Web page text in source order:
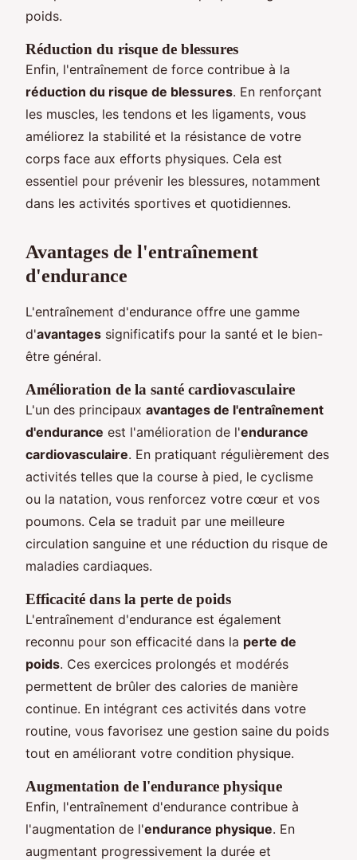
poids.
Réduction du risque de blessures
Enfin, l'entraînement de force contribue à la
réduction du risque de blessures. En renforçant
les muscles, les tendons et les ligaments, vous
améliorez la stabilité et la résistance de votre
corps face aux efforts physiques. Cela est
essentiel pour prévenir les blessures, notamment
dans les activités sportives et quotidiennes.
Avantages de l'entraînement
d'endurance
L'entraînement d'endurance offre une gamme
d'avantages significatifs pour la santé et le bien-
être général.
Amélioration de la santé cardiovasculaire
L'un des principaux avantages de l'entraînement
d'endurance est l'amélioration de l'endurance
cardiovasculaire. En pratiquant régulièrement des
activités telles que la course à pied, le cyclisme
ou la natation, vous renforcez votre cœur et vos
poumons. Cela se traduit par une meilleure
circulation sanguine et une réduction du risque de
maladies cardiaques.
Efficacité dans la perte de poids
L'entraînement d'endurance est également
reconnu pour son efficacité dans la perte de
poids. Ces exercices prolongés et modérés
permettent de brûler des calories de manière
continue. En intégrant ces activités dans votre
routine, vous favorisez une gestion saine du poids
tout en améliorant votre condition physique.
Augmentation de l'endurance physique
Enfin, l'entraînement d'endurance contribue à
l'augmentation de l'endurance physique. En
augmentant progressivement la durée et